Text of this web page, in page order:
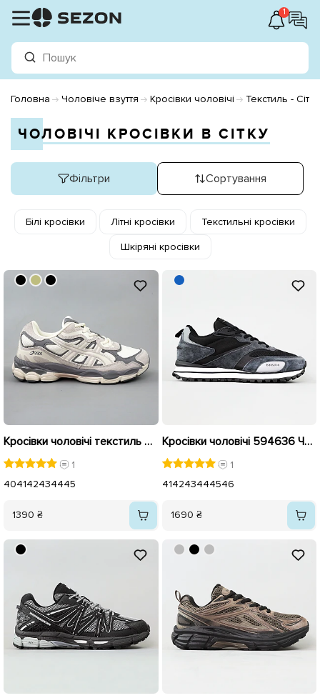
1
Головна Чоловіче взуття Кросівки чоловічі Текстиль - Сітка
ЧОЛОВІЧІ КРОСІВКИ В СІТКУ
Фільтри Сортування
Білі кросівки Літні кросівки Текстильні кросівки
Шкіряні кросівки
Кросівки чоловічі текстиль 594696 Бежеві
1
404142434445
1390 ₴
Кросівки чоловічі 594636 Чорні
1
414243444546
1690 ₴